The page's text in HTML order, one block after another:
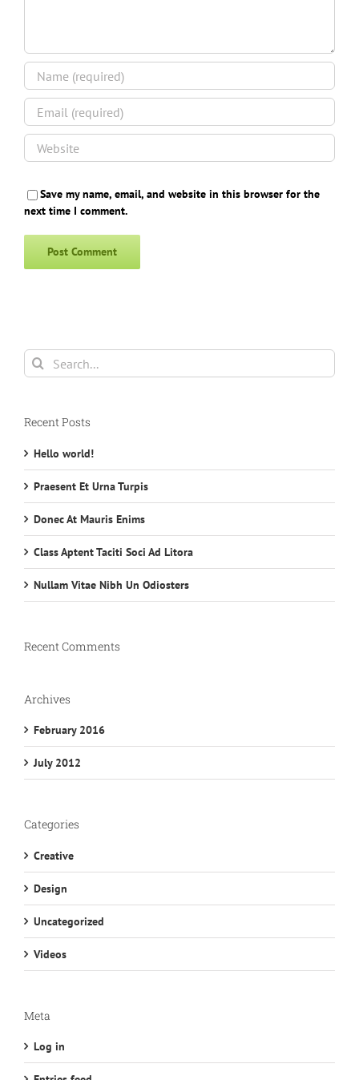
Save my name, email, and website in this browser for the
next time I comment.
Search
for:
Recent Posts
Hello world!
Praesent Et Urna Turpis
Donec At Mauris Enims
Class Aptent Taciti Soci Ad Litora
Nullam Vitae Nibh Un Odiosters
Recent Comments
Archives
February 2016
July 2012
Categories
Creative
Design
Uncategorized
Videos
Meta
Log in
Entries feed